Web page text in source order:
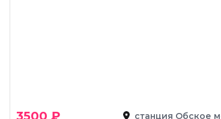
3500 ₽ станция Обское